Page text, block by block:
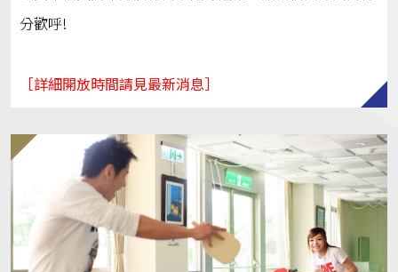
分歡呼!
［詳細開放時間請見最新消息］